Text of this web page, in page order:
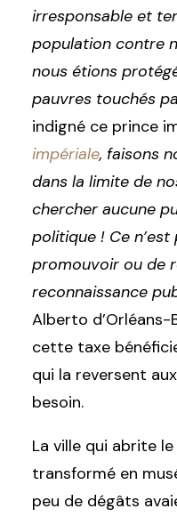
irresponsable et
population contre
nous étions
pauvres touchés
indigné ce prince
impériale, faisons
dans la limite de
chercher aucune
politique ! Ce
promouvoir ou de
reconnaissance
Alberto
cette taxe
qui la reversent
besoin.
La ville qui abrite
transformé en
peu de dégâts